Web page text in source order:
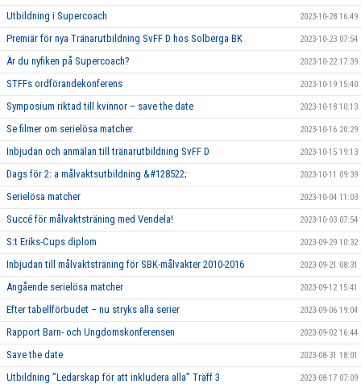
Utbildning i Supercoach 2023-10-28 16:49
Premiär för nya Tränarutbildning SvFF D hos Solberga BK 2023-10-23 07:54
Är du nyfiken på Supercoach? 2023-10-22 17:39
STFFs ordförandekonferens 2023-10-19 15:40
Symposium riktad till kvinnor – save the date 2023-10-18 10:13
Se filmer om serielösa matcher 2023-10-16 20:29
Inbjudan och anmälan till tränarutbildning SvFF D 2023-10-15 19:13
Dags för 2: a målvaktsutbildning &#128522; 2023-10-11 09:39
Serielösa matcher 2023-10-04 11:03
Succé för målvaktsträning med Vendela! 2023-10-03 07:54
S:t Eriks-Cups diplom 2023-09-29 10:32
Inbjudan till målvaktsträning för SBK-målvakter 2010-2016 2023-09-21 08:31
Angående serielösa matcher 2023-09-12 15:41
Efter tabellförbudet – nu stryks alla serier 2023-09-06 19:04
Rapport Barn- och Ungdomskonferensen 2023-09-02 16:44
Save the date 2023-08-31 18:01
Utbildning ”Ledarskap för att inkludera alla” Träff 3 2023-08-17 07:09